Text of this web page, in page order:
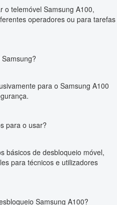
o telemóvel Samsung A100,
operadores ou para tarefas
para o Samsung A100
para o usar?
básicos de desbloqueio móvel,
para técnicos e utilizadores
Samsung A100?